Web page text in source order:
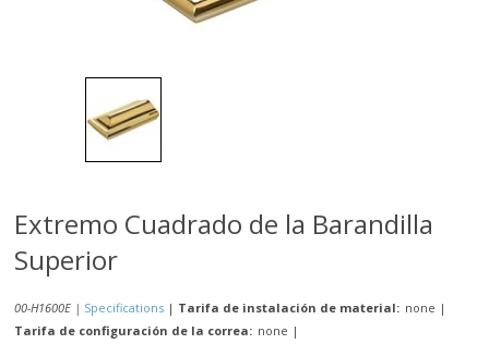
Extremo Cuadrado de la Barandilla
Superior
00-H1600E | Specifications | Tarifa de instalación de material: none |
Tarifa de configuración de la correa: none |